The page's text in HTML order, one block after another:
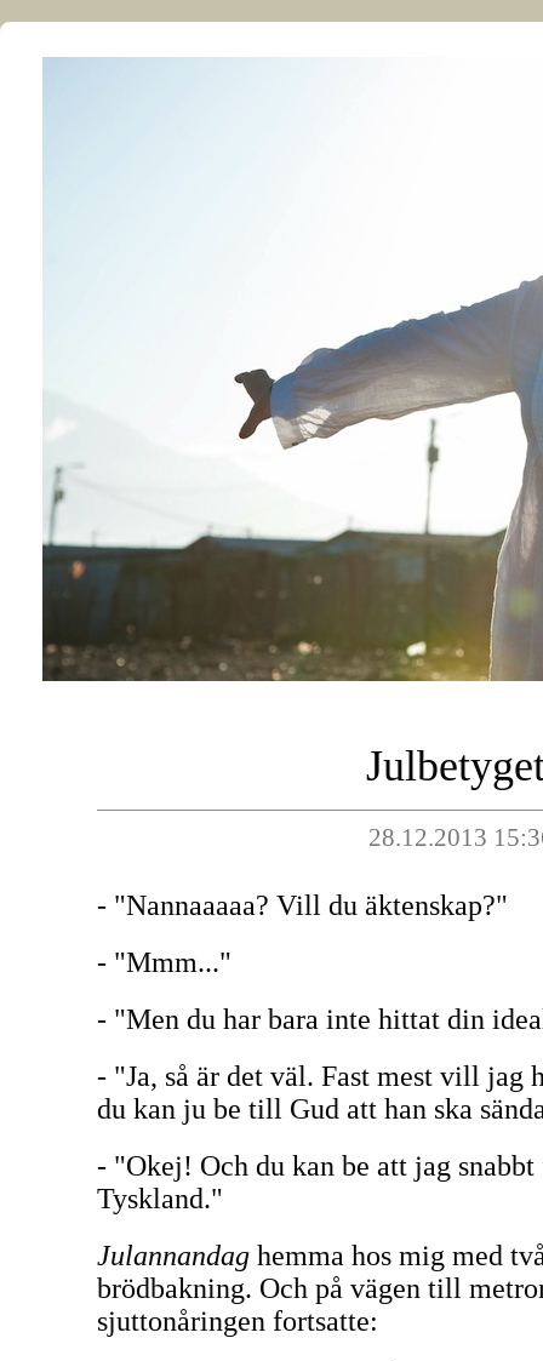
28.12.2013
- "Nannaaaaa? Vill du äktenskap?"
- "Mmm..."
- "Men du har bara inte hittat din
- "Ja, så är det väl. Fast mest vill jag
du kan ju be till Gud att han ska
- "Okej! Och du kan be att jag
Tyskland."
Julannandag hemma hos mig med
brödbakning. Och på vägen till
sjuttonåringen fortsatte: